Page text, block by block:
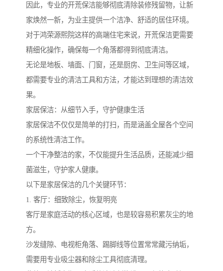
因此，专业的开荒保洁能够彻底清除装修残留物，让新
家焕然一新，为业主提供一个洁净、舒适的居住环境。
对于鸿荣源熙院这样的高端住宅来说，开荒保洁更需要
精细化操作，确保每一个角落都得到彻底清洁。
无论是地板、墙面、门窗，还是厨房、卫生间等区域，
都需要专业的清洁工具和方法，才能达到理想的清洁效
果。
家居保洁：从细节入手，守护健康生活
家居保洁不仅仅是简单的打扫，而是涵盖全屋各个空间
的系统性清洁工作。
一个干净整洁的家，不仅能提升生活品质，还能减少细
菌滋生，守护家人健康。
以下是家居保洁的几个关键环节：
1. 客厅：细致除尘，恢复明亮
客厅是家庭活动的核心区域，也是较容易积累灰尘的地
方。
沙发缝隙、电视柜角落、踢脚线等位置常常藏污纳垢，
需要用专业吸尘器和除尘工具彻底清理。